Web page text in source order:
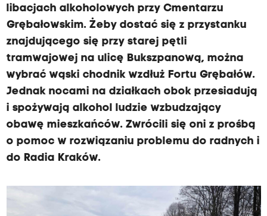
libacjach alkoholowych przy Cmentarzu
Grębałowskim. Żeby dostać się z przystanku
znajdującego się przy starej pętli
tramwajowej na ulicę Bukszpanową, można
wybrać wąski chodnik wzdłuż Fortu Grębałów.
Jednak nocami na działkach obok przesiadują
i spożywają alkohol ludzie wzbudzający
obawę mieszkańców. Zwrócili się oni z prośbą
o pomoc w rozwiązaniu problemu do radnych i
do Radia Kraków.